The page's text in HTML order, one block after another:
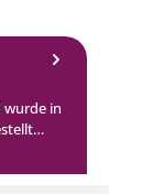
wurde in